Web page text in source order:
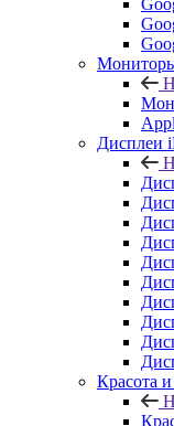
Дисплеи
Красота